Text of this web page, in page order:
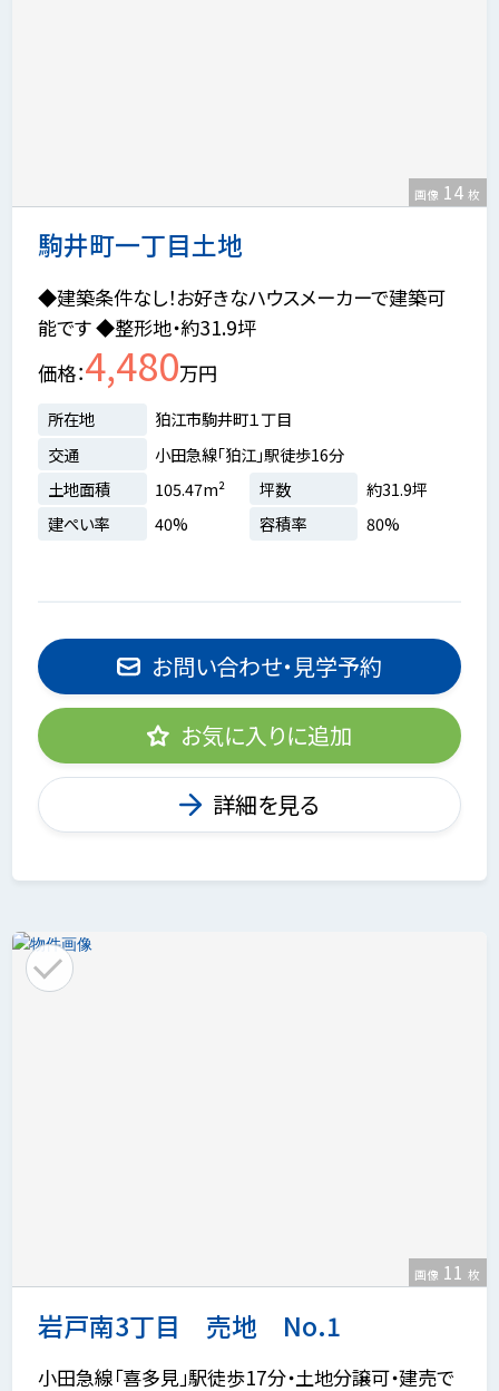
駒井町一丁目土地
画像 14 枚
◆建築条件なし！お好きなハウスメーカーで建築可
能です ◆整形地・約31.9坪
価格 4,480万円
所在地
狛江市駒井町１丁目
交通
小田急線「狛江」駅徒歩16分
土地面積
105.47m² 坪数
約31.9坪
建ぺい率
40% 容積率 80%
お問い合わせ・見学予約
お気に入りに追加
詳細を見る
岩戸南3丁目 売地 No.1
画像 11 枚
小田急線「喜多見」駅徒歩17分・土地分譲可・建売で